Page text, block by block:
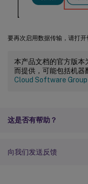
要再次启用数据传输，请打开
本产品文档的官方版本
而提供，可能包括机器
Cloud Software Group
这是否有帮助？
向我们发送反馈